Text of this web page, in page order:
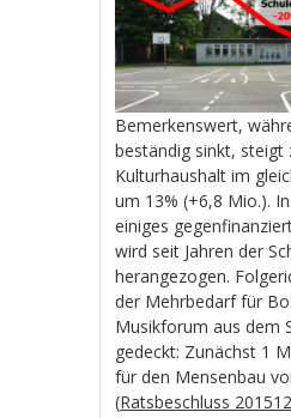
Bemerkenswert,
beständig sinkt, steigt
Kulturhaushalt im
um 13% (+6,8 Mio.).
einiges
wird seit Jahren der
herangezogen.
der Mehrbedarf für
Musikforum aus dem
gedeckt: Zunächst 1
für den Mensenbau
(Ratsbeschluss